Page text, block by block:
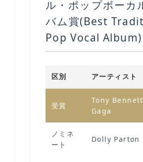
ル・ポップボーカ
バム賞(Best
Pop Vocal Album)
区別 アーティスト
受賞
Tony
Gaga
ノミネ
ート
Dolly Parton